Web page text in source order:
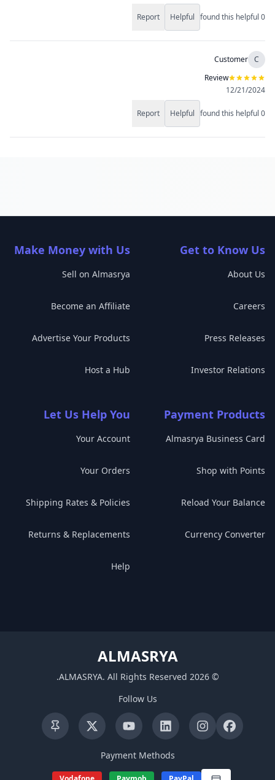
0
found this helpful
Helpful
Report
C
Customer
Review
12/21/2024
0
found this helpful
Helpful
Report
Get to Know Us
About Us
Careers
Press Releases
Investor Relations
Make Money with Us
Sell on Almasrya
Become an Affiliate
Advertise Your Products
Host a Hub
Payment Products
Almasrya Business Card
Shop with Points
Reload Your Balance
Currency Converter
Let Us Help You
Your Account
Your Orders
Shipping Rates & Policies
Returns & Replacements
Help
ALMASRYA
©
2026
ALMASRYA. All Rights Reserved
.
Follow Us
Payment Methods